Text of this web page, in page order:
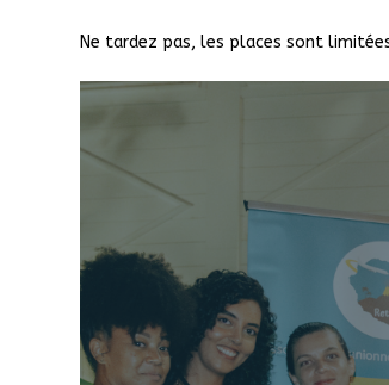
Ne tardez pas, les places sont